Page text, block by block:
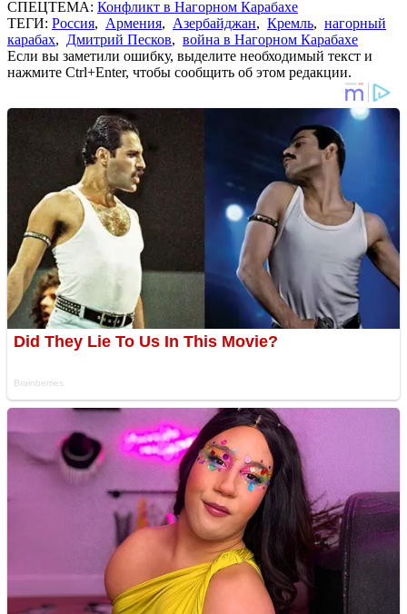
СПЕЦТЕМА: Конфликт в Нагорном Карабахе
ТЕГИ: Россия, Армения, Азербайджан, Кремль, нагорный
карабах, Дмитрий Песков, война в Нагорном Карабахе
Если вы заметили ошибку, выделите необходимый текст и
нажмите Ctrl+Enter, чтобы сообщить об этом редакции.